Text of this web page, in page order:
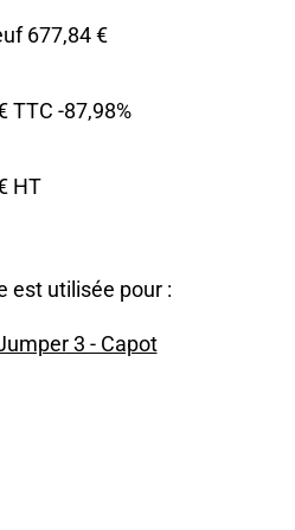
677,84 €
TTC -87,98%
HT
est utilisée pour :
3 - Capot